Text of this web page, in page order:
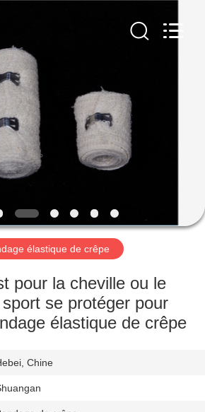
élastique de crêpe
pour la cheville ou le
se protéger pour
élastique de crêpe
Chine